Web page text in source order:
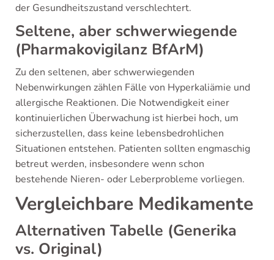
der Gesundheitszustand verschlechtert.
Seltene, aber schwerwiegende
(Pharmakovigilanz BfArM)
Zu den seltenen, aber schwerwiegenden
Nebenwirkungen zählen Fälle von Hyperkaliämie und
allergische Reaktionen. Die Notwendigkeit einer
kontinuierlichen Überwachung ist hierbei hoch, um
sicherzustellen, dass keine lebensbedrohlichen
Situationen entstehen. Patienten sollten engmaschig
betreut werden, insbesondere wenn schon
bestehende Nieren- oder Leberprobleme vorliegen.
Vergleichbare Medikamente
Alternativen Tabelle (Generika
vs. Original)